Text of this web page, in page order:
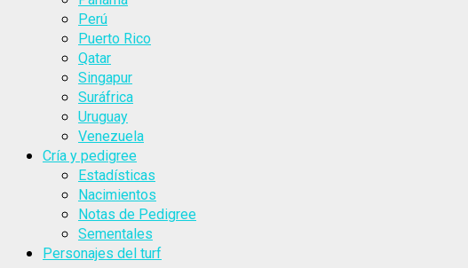
Perú
Puerto Rico
Qatar
Singapur
Suráfrica
Uruguay
Venezuela
Cría y pedigree
Estadísticas
Nacimientos
Notas de Pedigree
Sementales
Personajes del turf